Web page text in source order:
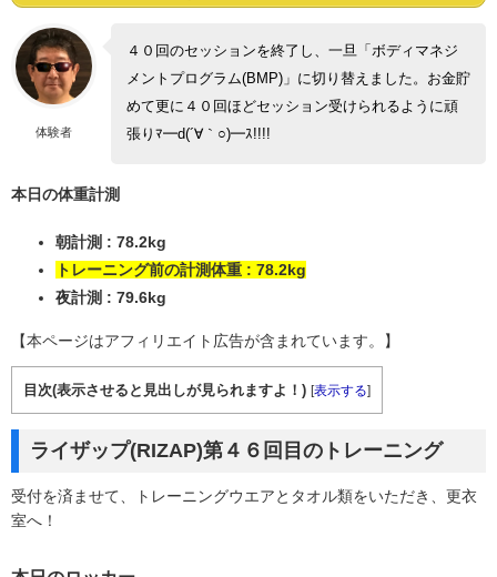
体験者
４０回のセッションを終了し、一旦「ボディマネジ
メントプログラム(BMP)」に切り替えました。お金貯
めて更に４０回ほどセッション受けられるように頑
張りﾏ━d(´∀｀○)━ｽ!!!!
本日の体重計測
朝計測 : 78.2kg
トレーニング前の計測体重 : 78.2kg
夜計測 : 79.6kg
【本ページはアフィリエイト広告が含まれています。】
目次(表示させると見出しが見られますよ！) [表示する]
ライザップ(RIZAP)第４６回目のトレーニング
受付を済ませて、トレーニングウエアとタオル類をいただき、更衣
室へ！